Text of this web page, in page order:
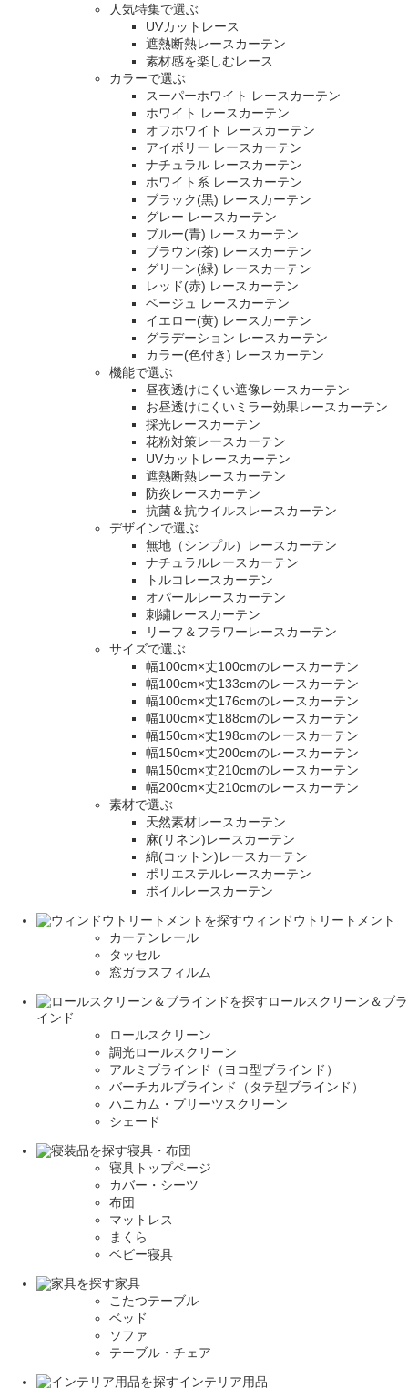
人気特集で選ぶ
UVカットレース
遮熱断熱レースカーテン
素材感を楽しむレース
カラーで選ぶ
スーパーホワイト レースカーテン
ホワイト レースカーテン
オフホワイト レースカーテン
アイボリー レースカーテン
ナチュラル レースカーテン
ホワイト系 レースカーテン
ブラック(黒) レースカーテン
グレー レースカーテン
ブルー(青) レースカーテン
ブラウン(茶) レースカーテン
グリーン(緑) レースカーテン
レッド(赤) レースカーテン
ベージュ レースカーテン
イエロー(黄) レースカーテン
グラデーション レースカーテン
カラー(色付き) レースカーテン
機能で選ぶ
昼夜透けにくい遮像レースカーテン
お昼透けにくいミラー効果レースカーテン
採光レースカーテン
花粉対策レースカーテン
UVカットレースカーテン
遮熱断熱レースカーテン
防炎レースカーテン
抗菌＆抗ウイルスレースカーテン
デザインで選ぶ
無地（シンプル）レースカーテン
ナチュラルレースカーテン
トルコレースカーテン
オパールレースカーテン
刺繍レースカーテン
リーフ＆フラワーレースカーテン
サイズで選ぶ
幅100cm×丈100cmのレースカーテン
幅100cm×丈133cmのレースカーテン
幅100cm×丈176cmのレースカーテン
幅100cm×丈188cmのレースカーテン
幅150cm×丈198cmのレースカーテン
幅150cm×丈200cmのレースカーテン
幅150cm×丈210cmのレースカーテン
幅200cm×丈210cmのレースカーテン
素材で選ぶ
天然素材レースカーテン
麻(リネン)レースカーテン
綿(コットン)レースカーテン
ポリエステルレースカーテン
ボイルレースカーテン
ウィンドウトリートメント
カーテンレール
タッセル
窓ガラスフィルム
ロールスクリーン＆ブラ
インド
ロールスクリーン
調光ロールスクリーン
アルミブラインド（ヨコ型ブラインド）
バーチカルブラインド（タテ型ブラインド）
ハニカム・プリーツスクリーン
シェード
寝具・布団
寝具トップページ
カバー・シーツ
布団
マットレス
まくら
ベビー寝具
家具
こたつテーブル
ベッド
ソファ
テーブル・チェア
インテリア用品